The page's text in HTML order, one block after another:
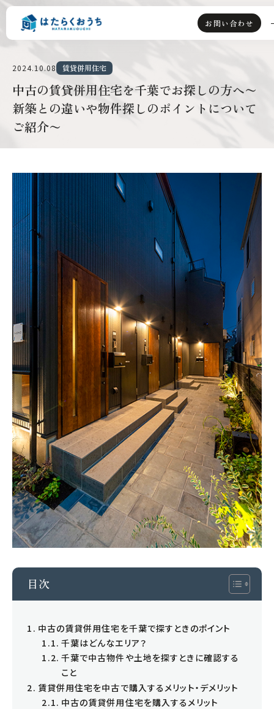
お問い合わせ
ライフスタイル派
はたらくおうちとは
選ばれる理由
賃貸併用住宅とは
会社情報
会社案内
スタッフ紹介
お知らせ
事例紹介
お客様の声
コラム
お役立ち情報
無料会員登録
住まいの未来相談
セミナー申込
求人情報
売買営業求人
事務・営業求人
2024.10.08 賃貸併用住宅
中古の賃貸併用住宅を千葉でお探しの方へ〜
新築との違いや物件探しのポイントについて
ご紹介〜
目次
中古の賃貸併用住宅を千葉で探すときのポイント
千葉はどんなエリア？
千葉で中古物件や土地を探すときに確認する
こと
賃貸併用住宅を中古で購入するメリット・デメリット
中古の賃貸併用住宅を購入するメリット